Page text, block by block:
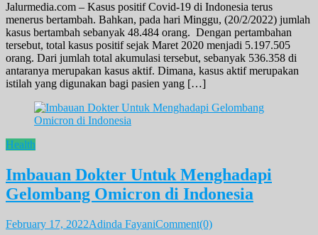
Jalurmedia.com – Kasus positif Covid-19 di Indonesia terus
menerus bertambah. Bahkan, pada hari Minggu, (20/2/2022) jumlah
kasus bertambah sebanyak 48.484 orang. Dengan pertambahan
tersebut, total kasus positif sejak Maret 2020 menjadi 5.197.505
orang. Dari jumlah total akumulasi tersebut, sebanyak 536.358 di
antaranya merupakan kasus aktif. Dimana, kasus aktif merupakan
istilah yang digunakan bagi pasien yang […]
Health
Imbauan Dokter Untuk Menghadapi
Gelombang Omicron di Indonesia
February 17, 2022Adinda FayaniComment(0)